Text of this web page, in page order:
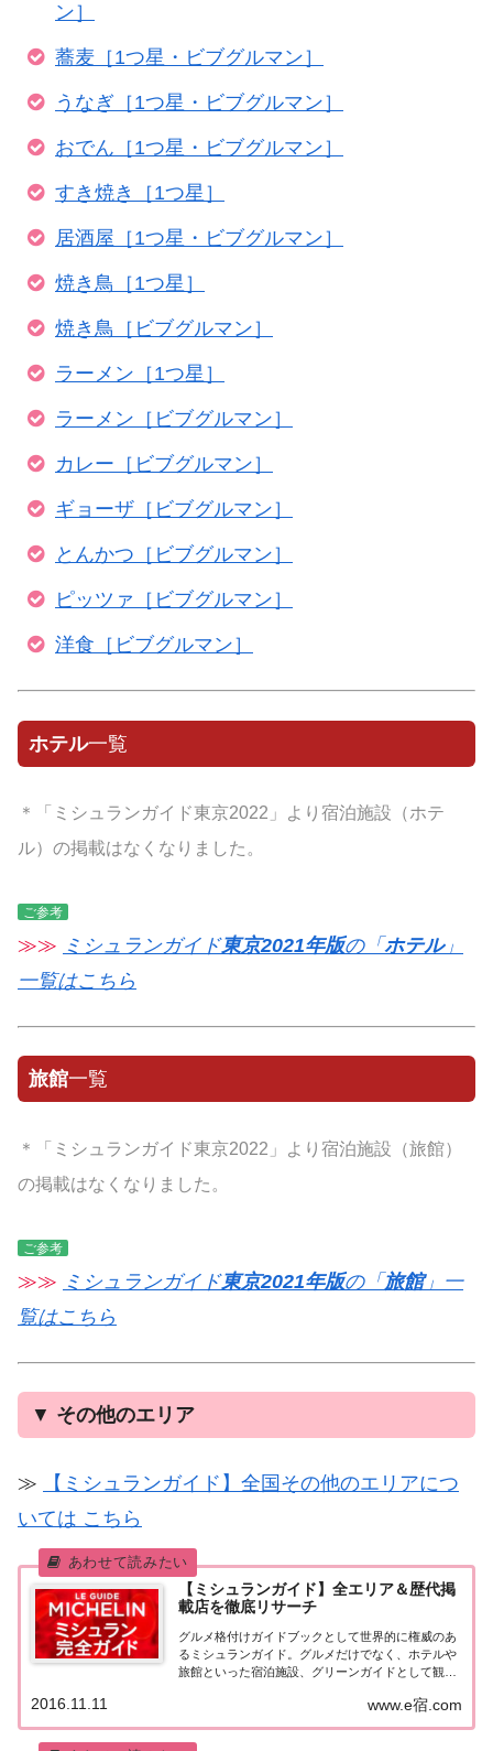
ン］
蕎麦［1つ星・ビブグルマン］
うなぎ［1つ星・ビブグルマン］
おでん［1つ星・ビブグルマン］
すき焼き［1つ星］
居酒屋［1つ星・ビブグルマン］
焼き鳥［1つ星］
焼き鳥［ビブグルマン］
ラーメン［1つ星］
ラーメン［ビブグルマン］
カレー［ビブグルマン］
ギョーザ［ビブグルマン］
とんかつ［ビブグルマン］
ピッツァ［ビブグルマン］
洋食［ビブグルマン］
ホテル一覧
＊「ミシュランガイド東京2022」より宿泊施設（ホテ
ル）の掲載はなくなりました。
ご参考
≫≫ ミシュランガイド東京2021年版の「ホテル」
一覧はこちら
旅館一覧
＊「ミシュランガイド東京2022」より宿泊施設（旅館）
の掲載はなくなりました。
ご参考
≫≫ ミシュランガイド東京2021年版の「 旅館」一
覧はこちら
▼ その他のエリア
≫
【ミシュランガイド】全国その他のエリアにつ
いては こちら
【ミシュランガイド】全エリア＆歴代掲
載店を徹底リサーチ
グルメ格付けガイドブックとして世界的に権威のあ
るミシュランガイド。グルメだけでなく、ホテルや
旅館といった宿泊施設、グリーンガイドとして観光
本版としては、2007年11月20日に「ミシュランガイ
ド東京版2008」が発売されてからエリアを...
www.e宿.com
2016.11.11